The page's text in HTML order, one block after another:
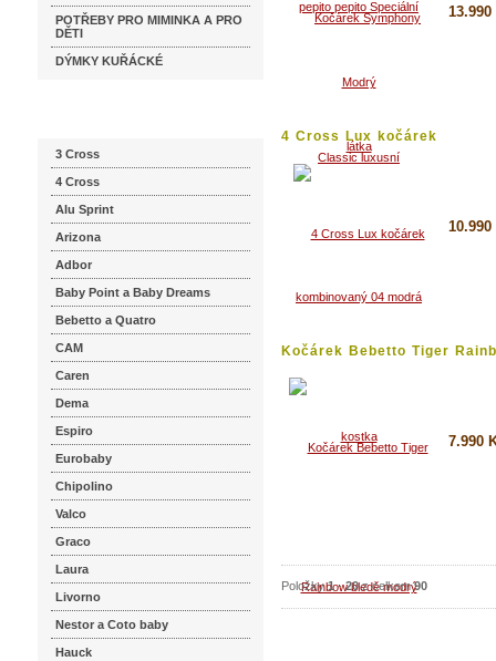
POTŘEBY PRO MIMINKA A PRO
DĚTI
DÝMKY KUŘÁCKÉ
3 Cross
4 Cross
Alu Sprint
Arizona
Adbor
Baby Point a Baby Dreams
Bebetto a Quatro
CAM
Caren
Dema
Espiro
Eurobaby
Chipolino
Valco
Graco
Laura
Livorno
Nestor a Coto baby
Hauck
13.990
4 Cross Lux kočárek
10.990
Kočárek Bebetto Tiger
7.990
Položky1-20z celkem90